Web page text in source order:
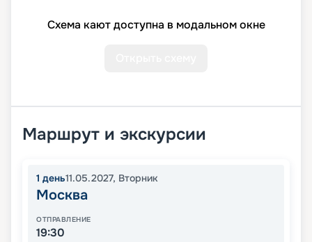
Схема кают доступна в модальном окне
Маршрут и экскурсии
1 день11.05.2027, Вторник
Москва
ОТПРАВЛЕНИЕ
19:30